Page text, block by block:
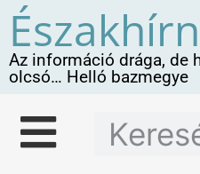
Az információ drága, de
olcsó… Helló bazmegye